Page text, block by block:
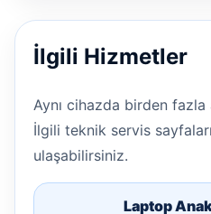
İlgili Hizmetler
Aynı cihazda birden
İlgili teknik servis
ulaşabilirsiniz.
Laptop